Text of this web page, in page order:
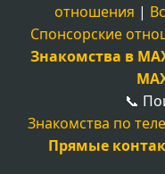
отношения |
Спонсорские
Знакомства в
📞
Знакомства по
Прямые